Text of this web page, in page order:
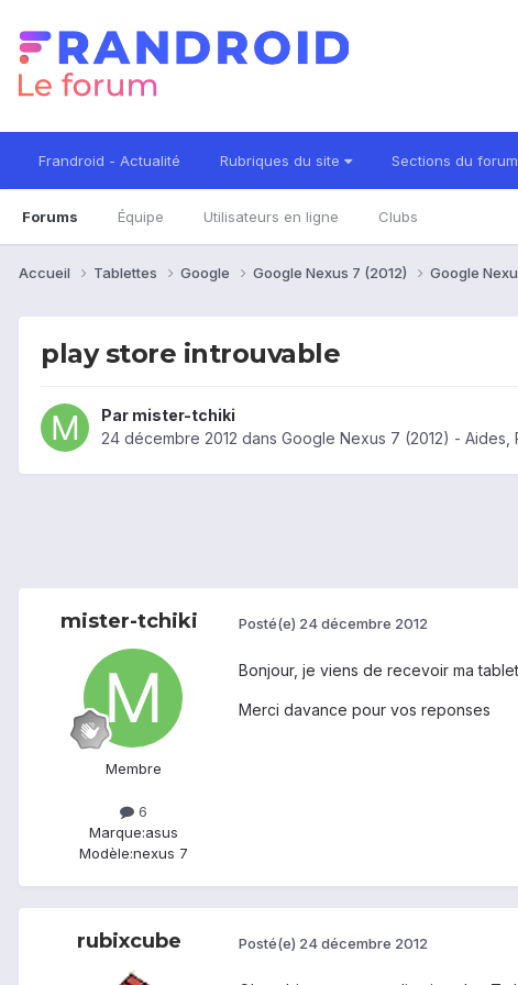
Frandroid - Actualité Rubriques du site Sections du forum
Forums Équipe Utilisateurs en ligne Clubs
Accueil Tablettes Google Google Nexus 7 (2012) Google
play store introuvable
Par mister-tchiki
24 décembre 2012 dans Google Nexus 7 (2012) - Aides,
mister-tchiki
Membre
6
Marque:asus
Modèle:nexus 7
Posté(e) 24 décembre 2012
Bonjour, je viens de recevoir ma
Merci davance pour vos reponses
rubixcube Posté(e) 24 décembre 2012